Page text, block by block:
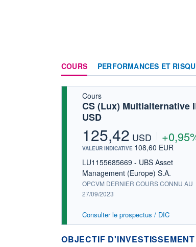
COURS PERFORMANCES ET
Cours
CS (Lux) Multialternative
USD
125,42 USD
VALEUR INDICATIVE 108,60 EUR
LU1155685669 - UBS Asset
Management (Europe) S.A.
OPCVM DERNIER COURS CONNU AU
27/09/2023
Consulter le prospectus / DIC
OBJECTIF D'INVESTISSEMENT